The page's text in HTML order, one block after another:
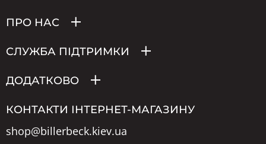
ПРО НАС
СЛУЖБА ПІДТРИМКИ
ДОДАТКОВО
КОНТАКТИ ІНТЕРНЕТ-МАГАЗИНУ
shop@billerbeck.kiev.ua